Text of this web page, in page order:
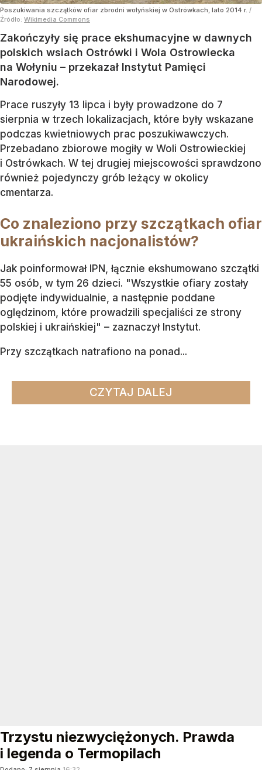
Poszukiwania szczątków ofiar zbrodni wołyńskiej w Ostrówkach, lato 2014 r. /
Źródło: Wikimedia Commons
Zakończyły się prace ekshumacyjne w dawnych
polskich wsiach Ostrówki i Wola Ostrowiecka
na Wołyniu – przekazał Instytut Pamięci
Narodowej.
Prace ruszyły 13 lipca i były prowadzone do 7
sierpnia w trzech lokalizacjach, które były wskazane
podczas kwietniowych prac poszukiwawczych.
Przebadano zbiorowe mogiły w Woli Ostrowieckiej
i Ostrówkach. W tej drugiej miejscowości sprawdzono
również pojedynczy grób leżący w okolicy
cmentarza.
Co znaleziono przy szczątkach ofiar
ukraińskich nacjonalistów?
Jak poinformował IPN, łącznie ekshumowano szczątki
55 osób, w tym 26 dzieci. "Wszystkie ofiary zostały
podjęte indywidualnie, a następnie poddane
oględzinom, które prowadzili specjaliści ze strony
polskiej i ukraińskiej" – zaznaczył Instytut.
Przy szczątkach natrafiono na ponad...
CZYTAJ DALEJ
Trzystu niezwyciężonych. Prawda
i legenda o Termopilach